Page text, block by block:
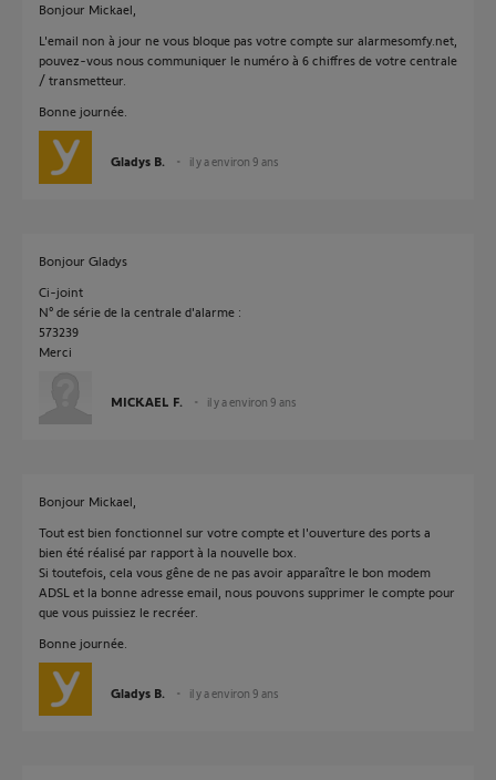
Bonjour Mickael,
L'email non à jour ne vous bloque pas votre compte sur alarmesomfy.net,
pouvez-vous nous communiquer le numéro à 6 chiffres de votre centrale
/ transmetteur.
Bonne journée.
Gladys B. il y a environ 9 ans
Bonjour Gladys
Ci-joint
N° de série de la centrale d'alarme :
573239
Merci
MICKAEL F. il y a environ 9 ans
Bonjour Mickael,
Tout est bien fonctionnel sur votre compte et l'ouverture des ports a
bien été réalisé par rapport à la nouvelle box.
Si toutefois, cela vous gêne de ne pas avoir apparaître le bon modem
ADSL et la bonne adresse email, nous pouvons supprimer le compte pour
que vous puissiez le recréer.
Bonne journée.
Gladys B. il y a environ 9 ans